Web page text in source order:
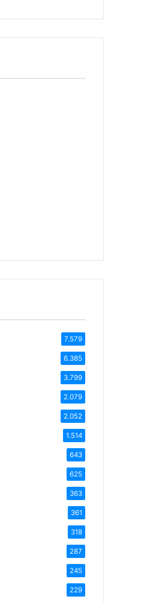
7.579
6.385
3.799
2.079
2.052
1.514
643
625
363
361
318
287
245
229